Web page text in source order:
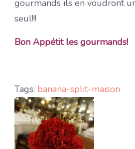
gourmands ils en voudront
seul!!!
Bon Appétit les gourmands!
Tags: banana-split-maison